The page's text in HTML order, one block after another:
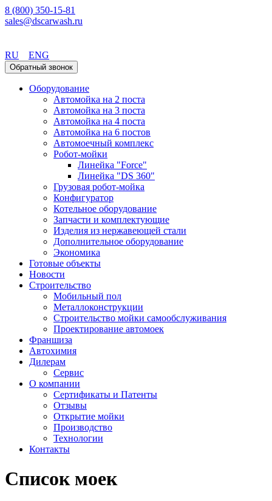
8 (800) 350-15-81
sales@dscarwash.ru
RU
ENG
Обратный звонок
Оборудование
Автомойка на 2 поста
Автомойка на 3 поста
Автомойка на 4 поста
Автомойка на 6 постов
Автомоечный комплекс
Робот-мойки
Линейка "Force"
Линейка "DS 360"
Грузовая робот-мойка
Конфигуратор
Котельное оборудование
Запчасти и комплектующие
Изделия из нержавеющей стали
Дополнительное оборудование
Экономика
Готовые объекты
Новости
Строительство
Мобильный пол
Металлоконструкции
Строительство мойки самообслуживания
Проектирование автомоек
Франшиза
Автохимия
Дилерам
Сервис
О компании
Сертификаты и Патенты
Отзывы
Открытие мойки
Производство
Технологии
Контакты
Список моек